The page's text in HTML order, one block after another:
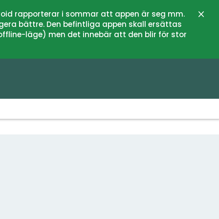
rapporterar i sommar att appen är seg mm.
bättre. Den befintliga appen skall ersättas
läge) men det innebär att den blir för stor